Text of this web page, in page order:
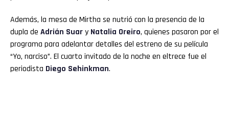
Además, la mesa de Mirtha se nutrió con la presencia de la
dupla de Adrián Suary Natalia Oreiro, quienes pasaron por el
programa para adelantar detalles del estreno de su película
“Yo, narciso”. El cuarto invitado de la noche en eltrece fue el
periodista Diego Sehinkman.